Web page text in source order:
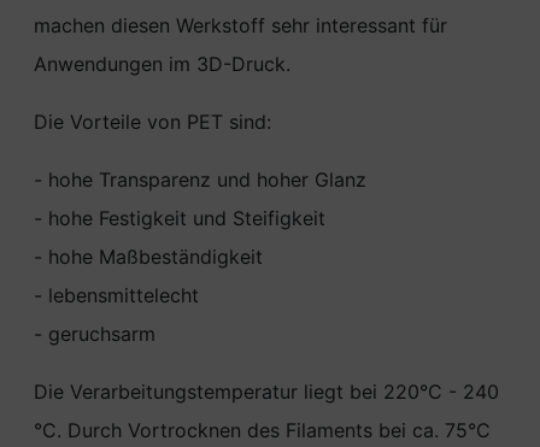
machen diesen Werkstoff sehr interessant für
Anwendungen im 3D-Druck.
Die Vorteile von PET sind:
- hohe Transparenz und hoher Glanz
- hohe Festigkeit und Steifigkeit
- hohe Maßbeständigkeit
- lebensmittelecht
- geruchsarm
Die Verarbeitungstemperatur liegt bei 220°C - 240
°C. Durch Vortrocknen des Filaments bei ca. 75°C